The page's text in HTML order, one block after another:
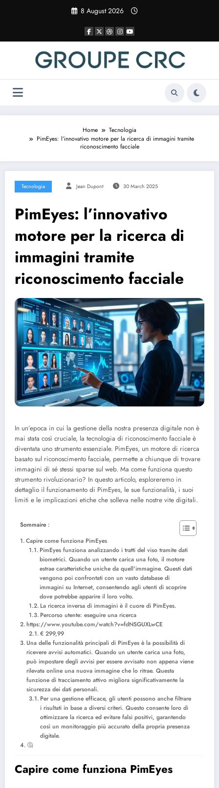
8 August 2026
Home
Tecnologia
PimEyes: l’innovativo motore per la ricerca di immagini tramite
riconoscimento facciale
Tecnologia Jean Dupont 30 March 2025
PimEyes: l’innovativo
motore per la ricerca di
immagini tramite
riconoscimento facciale
In un’epoca in cui la gestione della nostra presenza digitale non è
mai stata così cruciale, la tecnologia di riconoscimento facciale è
diventata uno strumento essenziale. PimEyes, un motore di ricerca
basato sul riconoscimento facciale, permette a chiunque di trovare
immagini di sé stessi sparse sul web. Ma come funziona questo
strumento rivoluzionario? In questo articolo, esploreremo in
dettaglio il funzionamento di PimEyes, le sue funzionalità, i suoi
limiti e le implicazioni etiche che solleva nelle nostre vite digitali.
Sommaire :
Capire come funziona PimEyes
PimEyes funziona analizzando i tratti del viso tramite dati
biometrici. Quando un utente carica una foto, il motore
estrae caratteristiche uniche da quell'immagine. Questi dati
vengono poi confrontati con un vasto database di
immagini su Internet, consentendo agli utenti di scoprire
dove potrebbe apparire il loro volto.
La ricerca inversa di immagini è il cuore di PimEyes.
Percorso utente: eseguire una ricerca
https://www.youtube.com/watch?v=fdNSGUXLwCE
€ 299,99
Una delle funzionalità principali di PimEyes è la possibilità di
ricevere avvisi automatici. Quando un utente carica una foto,
può impostare degli avvisi per essere avvisato non appena viene
rilevata online una nuova immagine che lo ritrae. Questa
funzione di tracciamento attivo migliora significativamente la
sicurezza dei dati personali.
Per una gestione efficace, gli utenti possono anche filtrare
i risultati in base a diversi criteri. Questo consente loro di
ottimizzare la ricerca ed evitare falsi positivi, garantendo
così un monitoraggio più accurato della propria presenza
digitale.
🤔
Capire come funziona PimEyes